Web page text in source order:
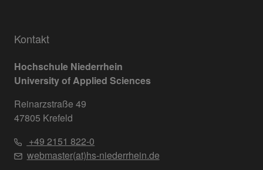
Kontakt
Hochschule Niederrhein
University of Applied Sciences
Reinarzstraße 49
47805 Krefeld
+49 2151 822-0
webmaster(at)hs-niederrhein.de